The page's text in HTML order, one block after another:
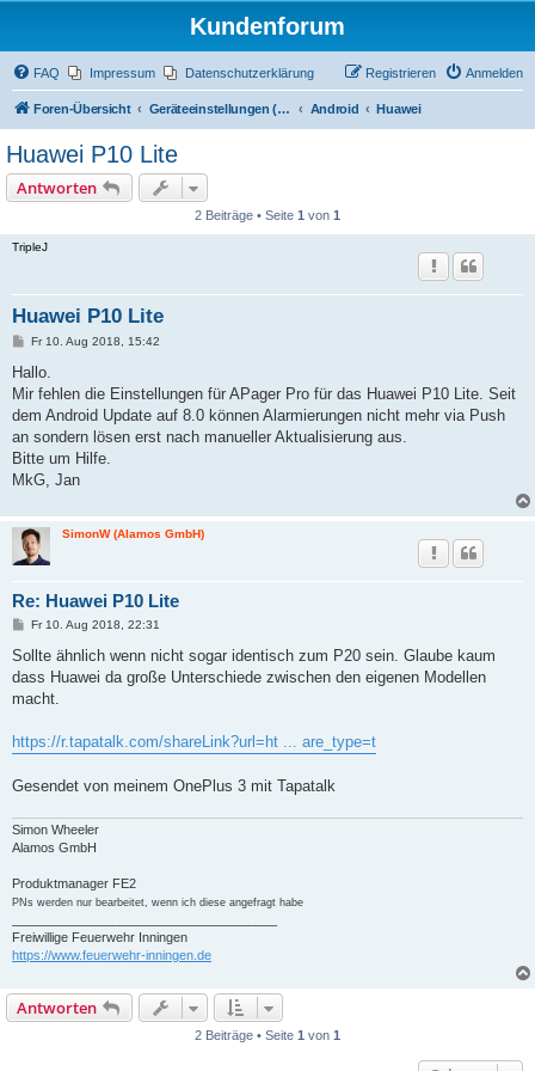
Kundenforum
FAQ Impressum Datenschutzerklärung Anmelden
Registrieren
Foren-Übersicht Geräteeinstellungen (Zugriff über Passwort "alamos") Android Huawei
Huawei P10 Lite
Antworten
2 Beiträge • Seite 1 von 1
TripleJ
Huawei P10 Lite
B
i
r
a
Fr 10. Aug 2018, 15:42
Hallo.
Mir fehlen die Einstellungen für APager Pro für das Huawei P10 Lite. Seit
dem Android Update auf 8.0 können Alarmierungen nicht mehr via Push
an sondern lösen erst nach manueller Aktualisierung aus.
Bitte um Hilfe.
MkG, Jan
SimonW (Alamos GmbH)
Re: Huawei P10 Lite
B
i
r
a
Fr 10. Aug 2018, 22:31
Sollte ähnlich wenn nicht sogar identisch zum P20 sein. Glaube kaum
dass Huawei da große Unterschiede zwischen den eigenen Modellen
macht.
https://r.tapatalk.com/shareLink?url=ht ... are_type=t
Gesendet von meinem OnePlus 3 mit Tapatalk
Simon Wheeler
Alamos GmbH
Produktmanager FE2
PNs werden nur bearbeitet, wenn ich diese angefragt habe
Freiwillige Feuerwehr Inningen
https://www.feuerwehr-inningen.de
Antworten
2 Beiträge • Seite 1 von 1